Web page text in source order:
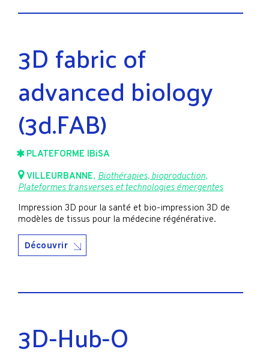
3D fabric of
advanced biology
(3d.FAB)
PLATEFORME IBiSA
VILLEURBANNE, Biothérapies, bioproduction,
Plateformes transverses et technologies émergentes
Impression 3D pour la santé et bio-impression 3D de
modèles de tissus pour la médecine régénérative.
Découvrir
3D-Hub-O